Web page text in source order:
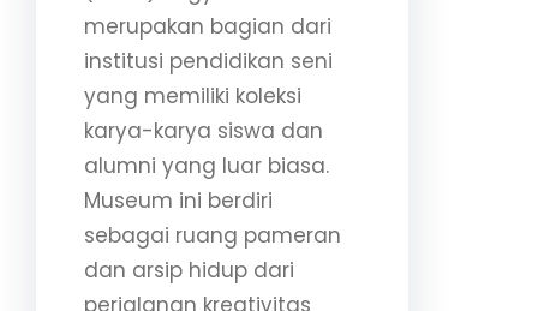
merupakan bagian dari
institusi pendidikan seni
yang memiliki koleksi
karya-karya siswa dan
alumni yang luar biasa.
Museum ini berdiri
sebagai ruang pameran
dan arsip hidup dari
perjalanan kreativitas